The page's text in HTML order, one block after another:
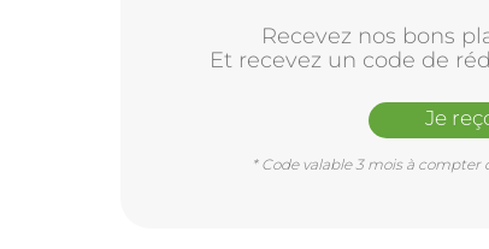
Recevez nos bons
Et recevez un code de
Je
* Code valable 3 mois à